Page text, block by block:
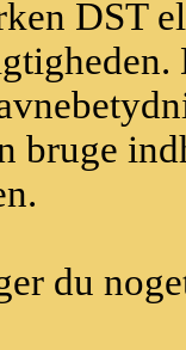
DST
bruge
du